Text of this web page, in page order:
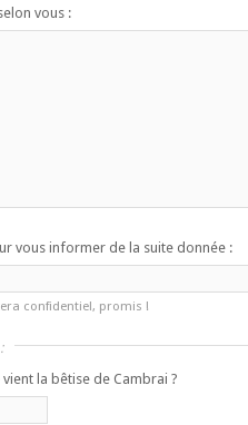
vous :
vous informer de la suite donnée :
confidentiel, promis !
la bêtise de Cambrai ?